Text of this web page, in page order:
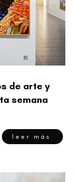
de arte y
semana
leer más